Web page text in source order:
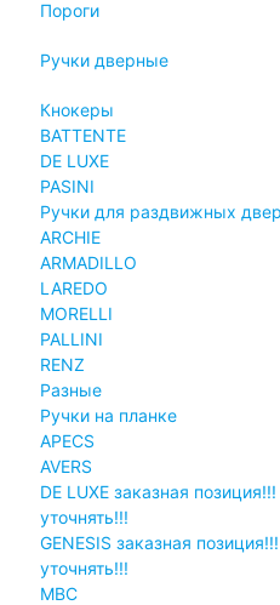
Пороги
Ручки дверные
Кнокеры
BATTENTE
DE LUXE
PASINI
Ручки для раздвижных
ARCHIE
ARMADILLO
LAREDO
MORELLI
PALLINI
RENZ
Разные
Ручки на планке
APECS
AVERS
DE LUXE заказная
уточнять!!!
GENESIS заказная
уточнять!!!
MBC